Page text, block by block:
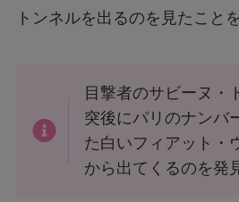
トンネルを出るのを見たこと
目撃者のサビーヌ・
突後にパリのナンバ
た白いフィアット・
から出てくるのを発